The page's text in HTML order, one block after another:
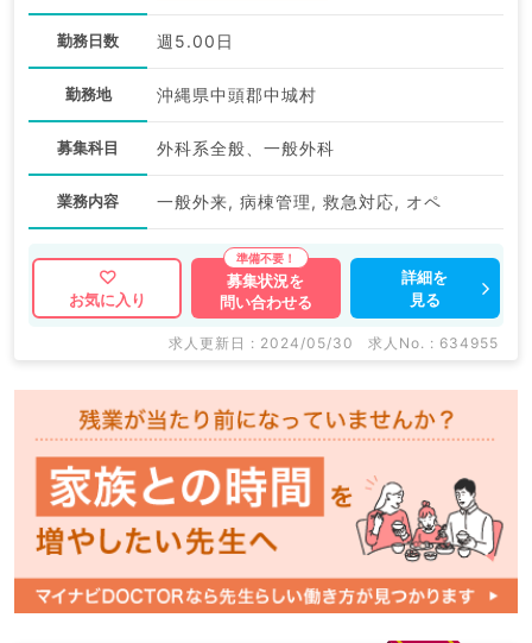
勤務日数 週5.00日
勤務地 沖縄県中頭郡中城村
募集科目 外科系全般、一般外科
業務内容 一般外来, 病棟管理, 救急対応, オペ
お気に入り
募集状況を
問い合わせる
詳細を
見る
求人更新日 : 2024/05/30 求人No. : 634955